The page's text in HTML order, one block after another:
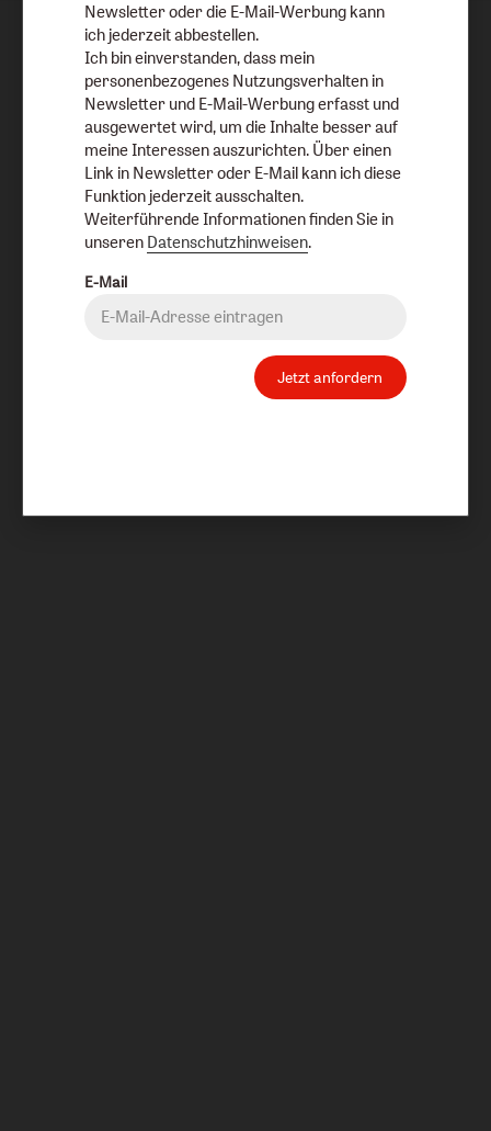
Newsletter oder die E-Mail-Werbung kann
ich jederzeit abbestellen.
Ich bin einverstanden, dass mein
personenbezogenes Nutzungsverhalten in
Newsletter und E-Mail-Werbung erfasst und
ausgewertet wird, um die Inhalte besser auf
meine Interessen auszurichten. Über einen
Link in Newsletter oder E-Mail kann ich diese
Funktion jederzeit ausschalten.
Weiterführende Informationen finden Sie in
unseren Datenschutzhinweisen.
E-Mail
Jetzt anfordern